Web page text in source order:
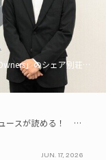
」のシェア別荘とい
【超入門】金融用語11選でニュースが読める！ 知識ゼロからの賢い資産の育て方
JUN. 17, 2026